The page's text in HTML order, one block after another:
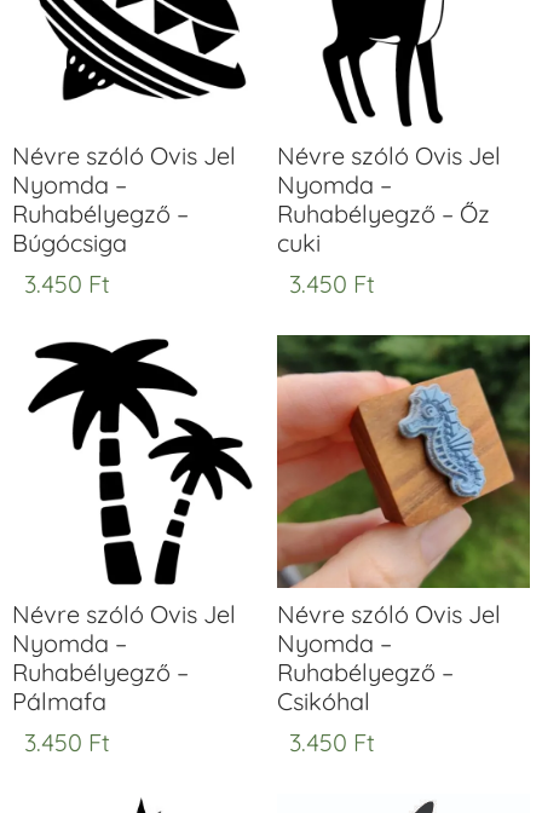
Névre szóló Ovis Jel
Nyomda –
Ruhabélyegző –
Búgócsiga
3.450 Ft
Névre szóló Ovis Jel
Nyomda –
Ruhabélyegző – Őz
cuki
3.450 Ft
Névre szóló Ovis Jel
Nyomda –
Ruhabélyegző –
Pálmafa
3.450 Ft
Névre szóló Ovis Jel
Nyomda –
Ruhabélyegző –
Csikóhal
3.450 Ft